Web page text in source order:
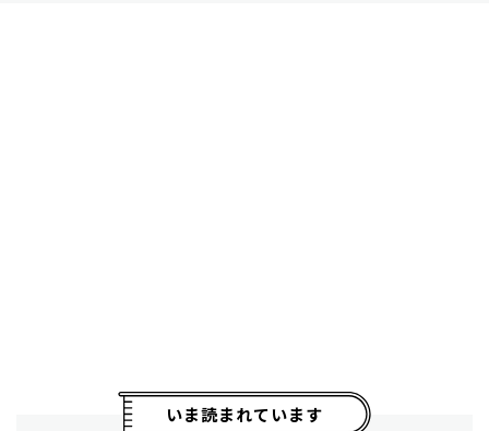
いま読まれています